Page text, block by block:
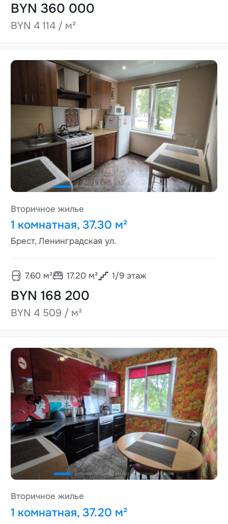
BYN 360 000
BYN 4 114 / м²
Вторичное жилье
1 комнатная, 37.30 м²
Брест, Ленинградская ул.
7.60м² 17.20м² 1/9этаж
BYN 168 200
BYN 4 509 / м²
Вторичное жилье
1 комнатная, 37.20 м²